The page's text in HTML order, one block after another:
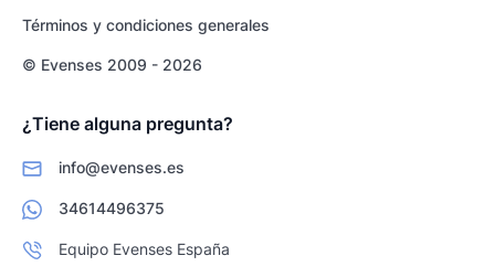
Términos y condiciones generales
© Evenses 2009 - 2026
¿Tiene alguna pregunta?
info@evenses.es
34614496375
Equipo Evenses España